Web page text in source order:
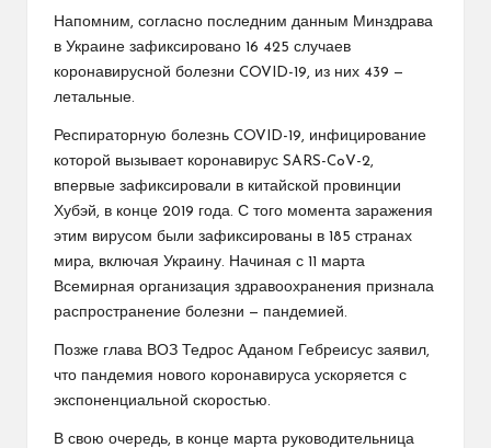
Напомним, согласно последним данным Минздрава
в Украине зафиксировано 16 425 случаев
коронавирусной болезни COVID-19, из них 439 —
летальные.
Респираторную болезнь COVID-19, инфицирование
которой вызывает коронавирус SARS-CoV-2,
впервые зафиксировали в китайской провинции
Хубэй, в конце 2019 года. С того момента заражения
этим вирусом были зафиксированы в 185 странах
мира, включая Украину. Начиная с 11 марта
Всемирная организация здравоохранения признала
распространение болезни — пандемией.
Позже глава ВОЗ Тедрос Аданом Гебреисус заявил,
что пандемия нового коронавируса ускоряется с
экспоненциальной скоростью.
В свою очередь, в конце марта руководительница